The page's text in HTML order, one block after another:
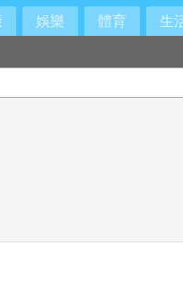
娛樂 體育 生